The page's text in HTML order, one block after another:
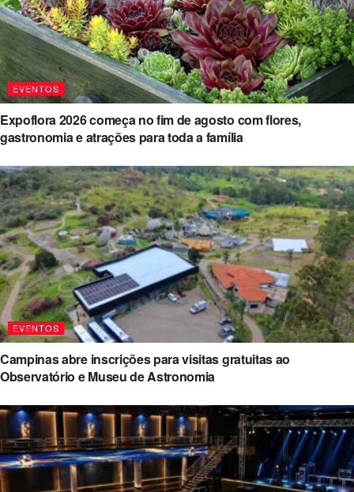
EVENTOS
Expoflora 2026 começa no fim de agosto com flores,
gastronomia e atrações para toda a família
EVENTOS
Campinas abre inscrições para visitas gratuitas ao
Observatório e Museu de Astronomia